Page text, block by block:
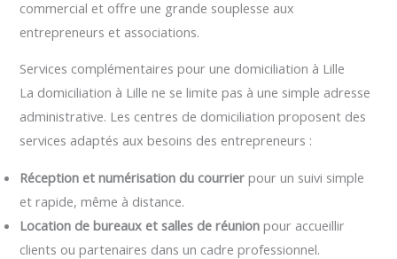
commercial et offre une grande souplesse aux
entrepreneurs et associations.
Services complémentaires pour une domiciliation à Lille
La domiciliation à Lille ne se limite pas à une simple adresse
administrative. Les centres de domiciliation proposent des
services adaptés aux besoins des entrepreneurs :
Réception et numérisation du courrier pour un suivi simple
et rapide, même à distance.
Location de bureaux et salles de réunion pour accueillir
clients ou partenaires dans un cadre professionnel.